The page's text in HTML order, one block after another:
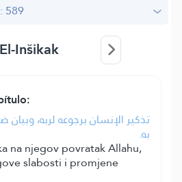
589
El-Inšikak
تذكير الإنسان برجوعه لربه،
به.
na njegov povratak Allahu,
slabosti i promjene